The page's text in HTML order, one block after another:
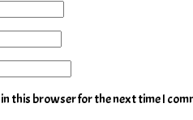
this browser for the next time I